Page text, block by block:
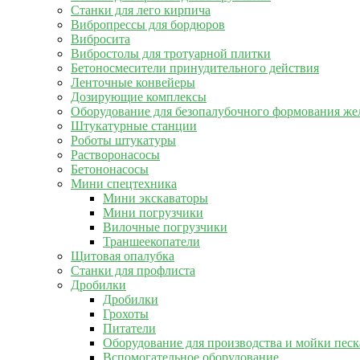
Станки для лего кирпича
Вибропрессы для бордюров
Вибросита
Вибростолы для тротуарной плитки
Бетоносмесители принудительного действия
Ленточные конвейеры
Дозирующие комплексы
Оборудование для безопалубочного формования
Штукатурные станции
Роботы штукатуры
Растворонасосы
Бетононасосы
Мини спецтехника
Мини экскаваторы
Мини погрузчики
Вилочные погрузчики
Траншеекопатели
Щитовая опалубка
Станки для профлиста
Дробилки
Дробилки
Грохоты
Питатели
Оборудование для производства и мойки
Вспомогательное оборудование